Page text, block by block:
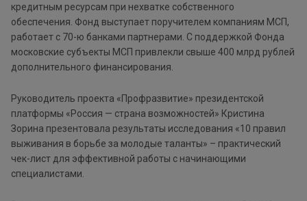
кредитным ресурсам при нехватке собственного
обеспечения. Фонд выступает поручителем компаниям МСП,
работает с 70-ю банками партнерами. С поддержкой Фонда
московские субъекты МСП привлекли свыше 400 млрд рублей
дополнительного финансирования.
Руководитель проекта «Профразвитие» президентской
платформы «Россия — страна возможностей» Кристина
Зорина презентовала результаты исследования «10 правил
выживания в борьбе за молодые таланты» – практический
чек-лист для эффективной работы с начинающими
специалистами.